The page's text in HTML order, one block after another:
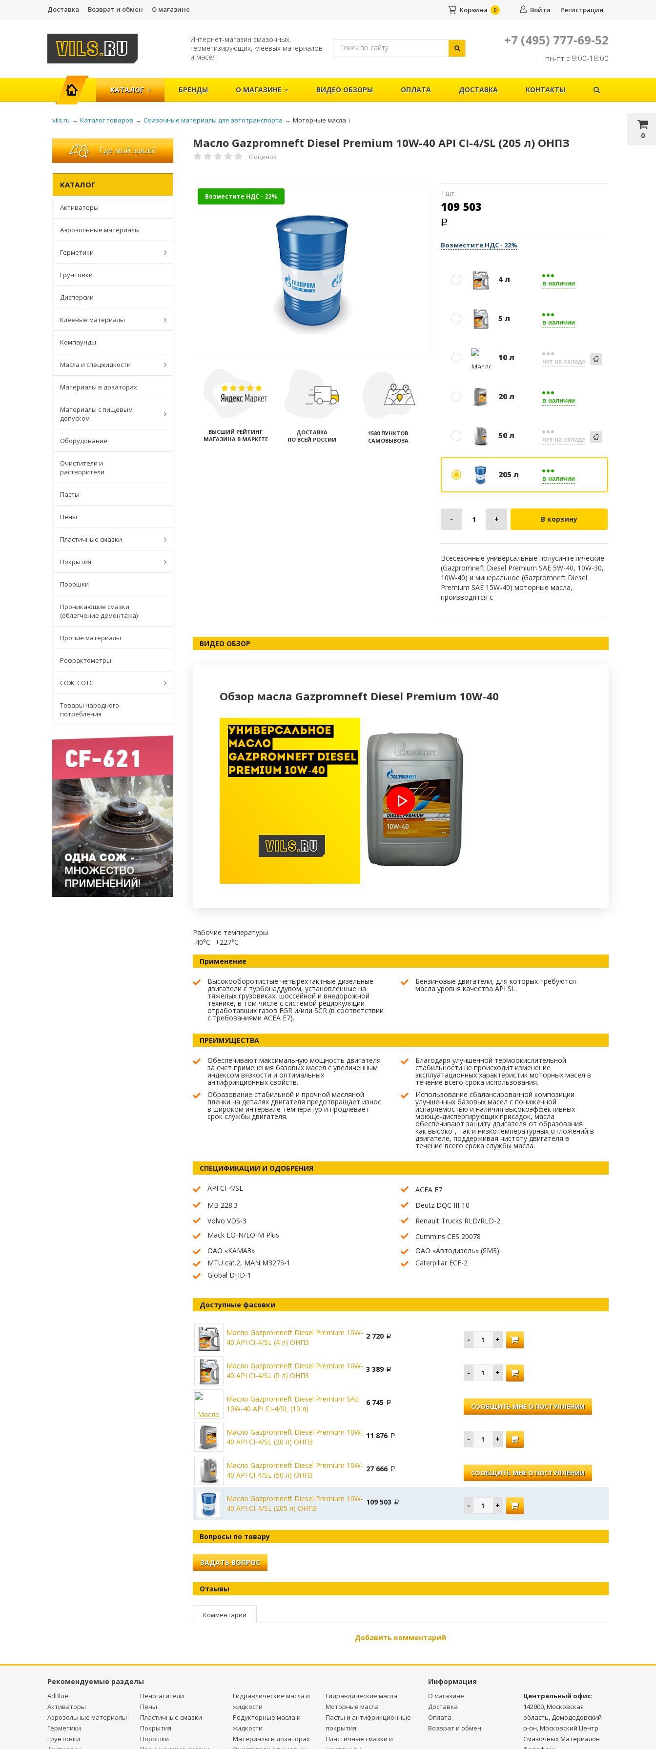
Доставка Возврат и обмен О магазине
0
Войти Регистрация
Корзина 0
Интернет-магазин смазочных,
герметизирующих, клеевых материалов
и масел
+7 (495) 777-69-52
пн-пт с 9:00-18:00
ГЛАВНАЯ
КАТАЛОГ БРЕНДЫ О МАГАЗИНЕ ВИДЕО ОБЗОРЫ ОПЛАТА ДОСТАВКА КОНТАКТЫ
vils.ru → Каталог товаров → Смазочные материалы для автотранспорта → Моторные масла ↓
Где мой заказ?
КАТАЛОГ
Активаторы
Аэрозольные материалы
Герметики
Грунтовки
Дисперсии
Клеевые материалы
Компаунды
Масла и спецжидкости
Материалы в дозаторах
Материалы с пищевым
допуском
Оборудование
Очистители и
растворители
Пасты
Пены
Пластичные смазки
Покрытия
Порошки
Проникающие смазки
(облегчение демонтажа)
Прочие материалы
Рефрактометры
СОЖ, СОТС
Товары народного
потребления
Масло Gazpromneft Diesel Premium 10W-40 API CI-4/SL (205 л) ОНПЗ
0 оценок
Возместите НДС - 22%
ВЫСШИЙ РЕЙТИНГ
МАГАЗИНА В МАРКЕТЕ
ДОСТАВКА
ПО ВСЕЙ РОССИИ
1580 ПУНКТОВ
САМОВЫВОЗА
1 шт.
109 503
Возместите НДС - 22%
4 л в наличии
5 л в наличии
10 л нет на складе
20 л в наличии
50 л нет на складе
205 л в наличии
В корзину
Всесезонные универсальные полусинтетические
(Gazpromneft Diesel Premium SAE 5W-40, 10W-30,
10W-40) и минеральное (Gazpromneft Diesel
Premium SAE 15W-40) моторные масла,
производятся с
ВИДЕО ОБЗОР
Обзор масла Gazpromneft Diesel Premium 10W-40
Рабочие температуры
-40°C
+227°C
Применение
Высокооборотистые четырехтактные дизельные
двигатели с турбонаддувом, установленные на
тяжелых грузовиках, шоссейной и внедорожной
технике, в том числе с системой рециркуляции
отработавших газов EGR и/или SCR (в соответствии
с требованиями ACEA E7).
Бензиновые двигатели, для которых требуются
масла уровня качества API SL.
ПРЕИМУЩЕСТВА
Обеспечивают максимальную мощность двигателя
за счет применения базовых масел с увеличенным
индексом вязкости и оптимальных
антифрикционных свойств.
Благодаря улучшенной термоокислительной
стабильности не происходит изменение
эксплуатационных характеристик моторных масел в
течение всего срока использования.
Образование стабильной и прочной масляной
пленки на деталях двигателя предотвращает износ
в широком интервале температур и продлевает
срок службы двигателя.
Использование сбалансированной композиции
улучшенных базовых масел с пониженной
испаряемостью и наличия высокоэффективных
моюще-диспергирующих присадок, масла
обеспечивают защиту двигателя от образования
как высоко-, так и низкотемпературных отложений в
двигателе, поддерживая чистоту двигателя в
течение всего срока службы масла.
СПЕЦИФИКАЦИИ И ОДОБРЕНИЯ
API CI-4/SL
ACEA E7
MB 228.3
Deutz DQC III-10
Volvo VDS-3
Renault Trucks RLD/RLD-2
Mack EO-N/EO-M Plus
Cummins CES 20078
ОАО «КАМАЗ»
ОАО «Автодизель» (ЯМЗ)
MTU cat.2, MAN M3275-1
Caterpillar ECF-2
Global DHD-1
Доступные фасовки
Масло Gazpromneft Diesel Premium 10W-
40 API CI-4/SL (4 л) ОНПЗ
2 720
Масло Gazpromneft Diesel Premium 10W-
40 API CI-4/SL (5 л) ОНПЗ
3 389
Масло Gazpromneft Diesel Premium SAE
10W-40 API CI-4/SL (10 л)
6 745 СООБЩИТЬ МНЕ О ПОСТУПЛЕНИИ
Масло Gazpromneft Diesel Premium 10W-
40 API CI-4/SL (20 л) ОНПЗ
11 876
Масло Gazpromneft Diesel Premium 10W-
40 API CI-4/SL (50 л) ОНПЗ
27 666 СООБЩИТЬ МНЕ О ПОСТУПЛЕНИИ
Масло Gazpromneft Diesel Premium 10W-
40 API CI-4/SL (205 л) ОНПЗ
109 503
Вопросы по товару
ЗАДАТЬ ВОПРОС
Отзывы
Комментарии
Добавить комментарий
Рекомендуемые разделы Информация
AdBlue
Активаторы
Аэрозольные материалы
Герметики
Грунтовки
Пеногасители
Пены
Пластичные смазки
Покрытия
Порошки
Гидравлические масла и
жидкости
Редукторные масла и
жидкости
Материалы в дозаторах
Гидравлические масла
Моторные масла
Пасты и антифрикционные
покрытия
Пластичные смазки и
О магазине
Доставка
Оплата
Возврат и обмен
Центральный офис:
142000, Московская
область, Домодедовский
р-он, Московский Центр
Смазочных Материалов